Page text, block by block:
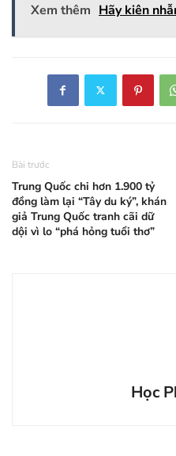
Xem thêm Hãy kiên
Bài trước
Trung Quốc chi hơn 1.900 tỷ
đồng làm lại “Tây du ký”, khán
giả Trung Quốc tranh cãi dữ
dội vì lo “phá hỏng tuổi thơ”
Học